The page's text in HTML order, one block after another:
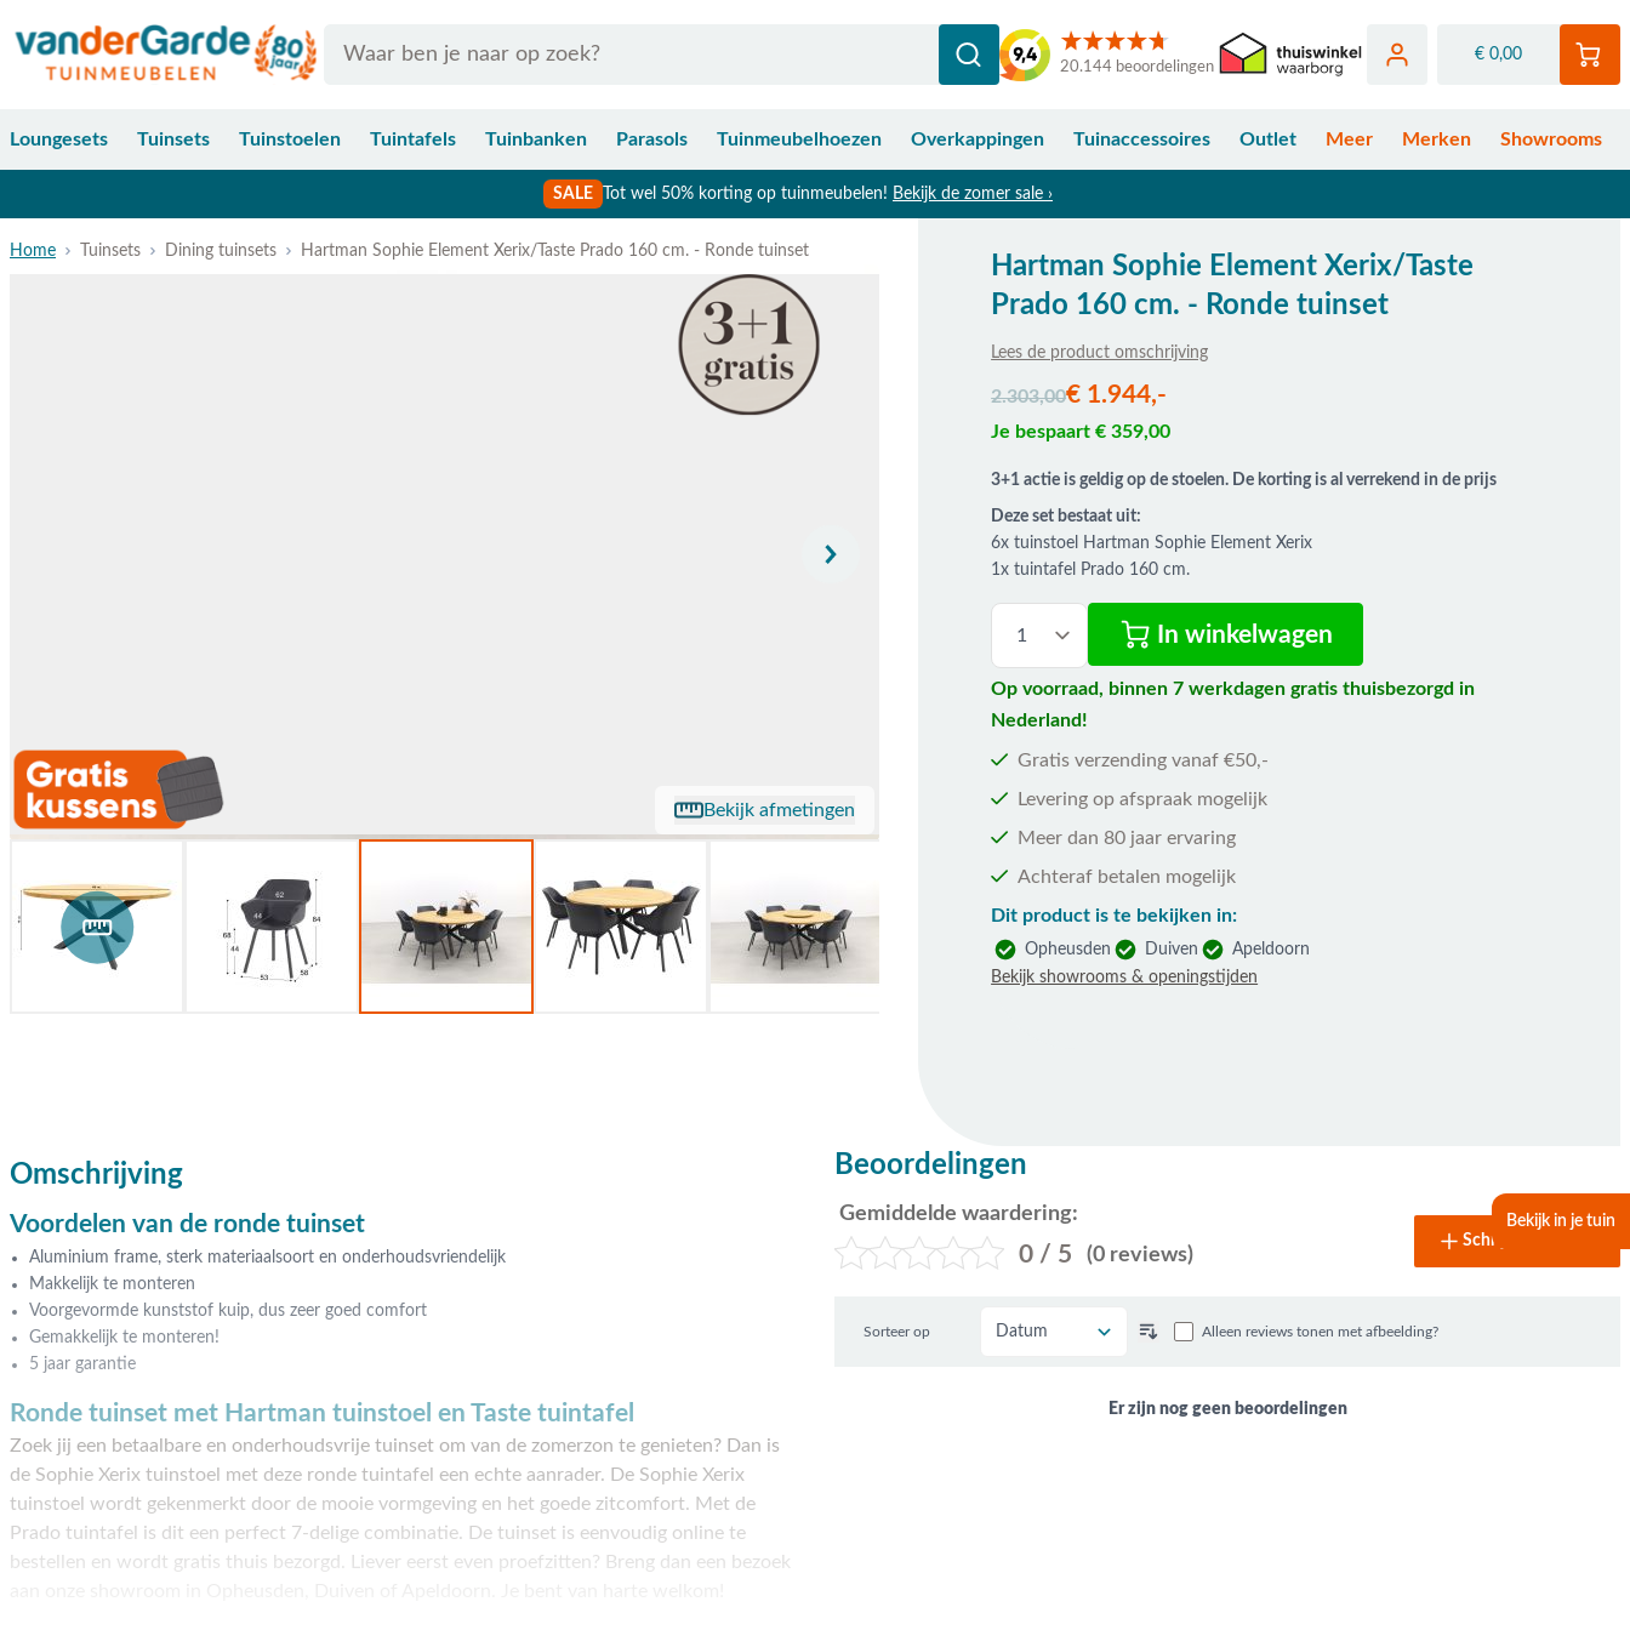
20.144 beoordelingen
€ 0,00
Loungesets Tuinsets Tuinstoelen Tuintafels Tuinbanken Parasols Tuinmeubelhoezen Overkappingen Tuinaccessoires Outlet Meer Merken Showrooms
SALE Tot wel 50% korting op tuinmeubelen! Bekijk de zomer sale ›
Bekijk in je tuin
Home Tuinsets Dining tuinsets Hartman Sophie Element Xerix/Taste Prado 160 cm. - Ronde tuinset
Bekijk afmetingen
Hartman Sophie Element Xerix/Taste
Prado 160 cm. - Ronde tuinset
Lees de product omschrijving
2.303,00€ 1.944,-
Je bespaart € 359,00
3+1 actie is geldig op de stoelen. De korting is al verrekend in de prijs
Deze set bestaat uit:
6x tuinstoel Hartman Sophie Element Xerix
1x tuintafel Prado 160 cm.
In winkelwagen
Op voorraad, binnen 7 werkdagen gratis thuisbezorgd in
Nederland!
Gratis verzending vanaf €50,-
Levering op afspraak mogelijk
Meer dan 80 jaar ervaring
Achteraf betalen mogelijk
Dit product is te bekijken in:
Opheusden Duiven
Apeldoorn
Bekijk showrooms & openingstijden
Omschrijving
Voordelen van de ronde tuinset
Aluminium frame, sterk materiaalsoort en onderhoudsvriendelijk
Makkelijk te monteren
Voorgevormde kunststof kuip, dus zeer goed comfort
Gemakkelijk te monteren!
5 jaar garantie
Ronde tuinset met Hartman tuinstoel en Taste tuintafel
Zoek jij een betaalbare en onderhoudsvrije tuinset om van de zomerzon te genieten? Dan is
de Sophie Xerix tuinstoel met deze ronde tuintafel een echte aanrader. De Sophie Xerix
tuinstoel wordt gekenmerkt door de mooie vormgeving en het goede zitcomfort. Met de
Prado tuintafel is dit een perfect 7-delige combinatie. De tuinset is eenvoudig online te
bestellen en wordt gratis thuis bezorgd. Liever eerst even proefzitten? Breng dan een bezoek
Beoordelingen
Gemiddelde waardering:
0 / 5 (0 reviews)
Schrijf een review
Alleen reviews tonen met afbeelding?
Sorteer op
Er zijn nog geen beoordelingen